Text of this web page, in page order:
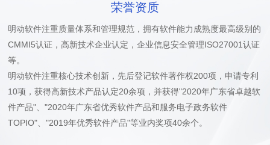
荣誉资质
明动软件注重质量体系和管理规范，拥有软件能力成熟度最高级别的
CMMI5认证，高新技术企业认定，企业信息安全管理ISO27001认证
等。
明动软件注重核心技术创新，先后登记软件著作权200项，申请专利
10项，获得高新技术产品认定20余项，并获得"2020年广东省卓越软
件产品"、"2020年广东省优秀软件产品和服务电子政务软件
TOPIO"、"2019年优秀软件产品"等业内奖项40余个。